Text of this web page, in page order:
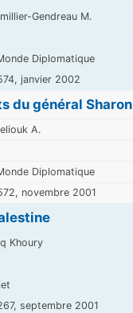
Gendreau M.
Diplomatique
janvier 2002
du général Sharon
A.
Diplomatique
novembre 2001
Khoury
septembre 2001